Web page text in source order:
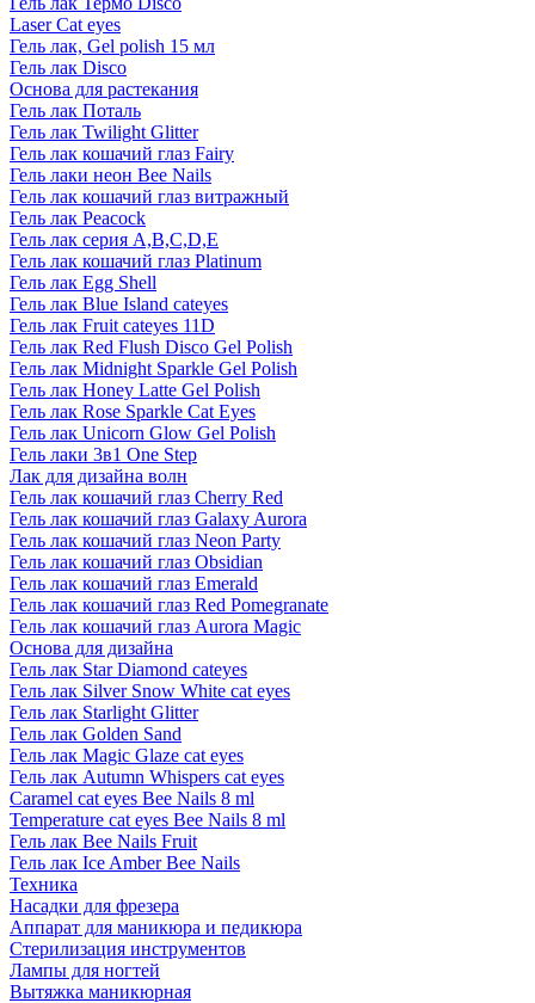
Laser Cat eyes
Гель лак, Gel polish 15 мл
Гель лак Disco
Основа для растекания
Гель лак Поталь
Гель лак Twilight Glitter
Гель лак кошачий глаз Fairy
Гель лаки неон Bee Nails
Гель лак кошачий глаз витражный
Гель лак Peacock
Гель лак серия A,B,C,D,E
Гель лак кошачий глаз Platinum
Гель лак Egg Shell
Гель лак Blue Island cateyes
Гель лак Fruit cateyes 11D
Гель лак Red Flush Disco Gel Polish
Гель лак Midnight Sparkle Gel Polish
Гель лак Honey Latte Gel Polish
Гель лак Rose Sparkle Cat Eyes
Гель лак Unicorn Glow Gel Polish
Гель лаки 3в1 One Step
Лак для дизайна волн
Гель лак кошачий глаз Cherry Red
Гель лак кошачий глаз Galaxy Aurora
Гель лак кошачий глаз Neon Party
Гель лак кошачий глаз Obsidian
Гель лак кошачий глаз Emerald
Гель лак кошачий глаз Red Pomegranate
Гель лак кошачий глаз Aurora Magic
Основа для дизайна
Гель лак Star Diamond cateyes
Гель лак Silver Snow White cat eyes
Гель лак Starlight Glitter
Гель лак Golden Sand
Гель лак Magic Glaze cat eyes
Гель лак Autumn Whispers cat eyes
Caramel cat eyes Bee Nails 8 ml
Temperature cat eyes Bee Nails 8 ml
Гель лак Bee Nails Fruit
Гель лак Ice Amber Bee Nails
Техника
Насадки для фрезера
Аппарат для маникюра и педикюра
Стерилизация инструментов
Лампы для ногтей
Вытяжка маникюрная